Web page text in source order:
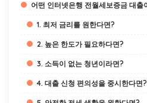
어떤 인터넷은행 전월세보증금 대출
1. 최저 금리를 원한다면?
2. 높은 한도가 필요하다면?
3. 소득이 없는 청년이라면?
4. 대출 신청 편의성을 중시한다면?